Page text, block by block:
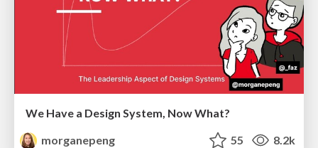
We Have a Design System, Now What?
morganepeng
55 8.2k